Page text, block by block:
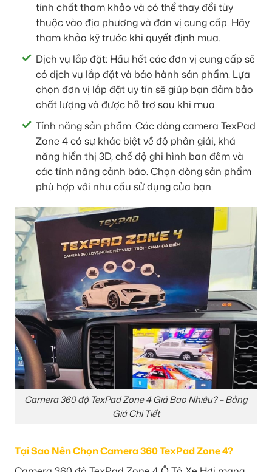
tính chất tham khảo và có thể thay đổi tùy
thuộc vào địa phương và đơn vị cung cấp. Hãy
tham khảo kỹ trước khi quyết định mua.
Dịch vụ lắp đặt: Hầu hết các đơn vị cung cấp sẽ
có dịch vụ lắp đặt và bảo hành sản phẩm. Lựa
chọn đơn vị lắp đặt uy tín sẽ giúp bạn đảm bảo
chất lượng và được hỗ trợ sau khi mua.
Tính năng sản phẩm: Các dòng camera TexPad
Zone 4 có sự khác biệt về độ phân giải, khả
năng hiển thị 3D, chế độ ghi hình ban đêm và
các tính năng cảnh báo. Chọn dòng sản phẩm
phù hợp với nhu cầu sử dụng của bạn.
Camera 360 độ TexPad Zone 4 Giá Bao Nhiêu? – Bảng
Giá Chi Tiết
Tại Sao Nên Chọn Camera 360 TexPad Zone 4?